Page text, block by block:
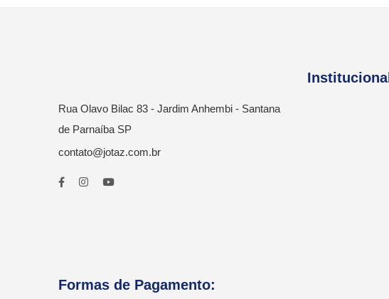
Rua Olavo Bilac 83 - Jardim Anhembi - Santana
de Parnaíba SP
contato@jotaz.com.br
Institucional
Formas de Pagamento: